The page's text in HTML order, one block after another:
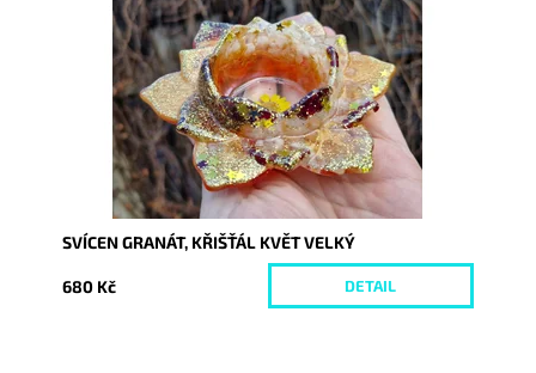
9998
SVÍCEN GRANÁT, KŘIŠŤÁL KVĚT VELKÝ
680 Kč DETAIL